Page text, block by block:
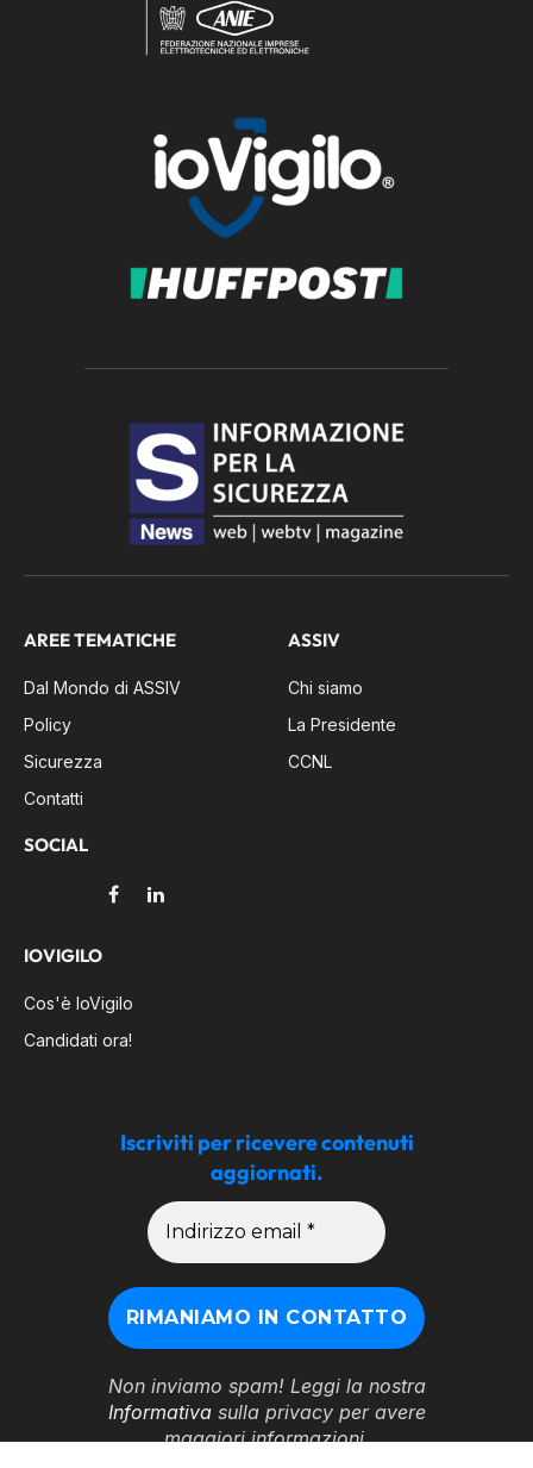
AREE TEMATICHE
Dal Mondo di ASSIV
Policy
Sicurezza
Contatti
SOCIAL
FacebookLinkedIn
ASSIV
Chi siamo
La Presidente
CCNL
IOVIGILO
Cos'è IoVigilo
Candidati ora!
Iscriviti per ricevere contenuti
aggiornati.
Non inviamo spam! Leggi la nostra
Informativasulla privacy per avere
maggiori informazioni.